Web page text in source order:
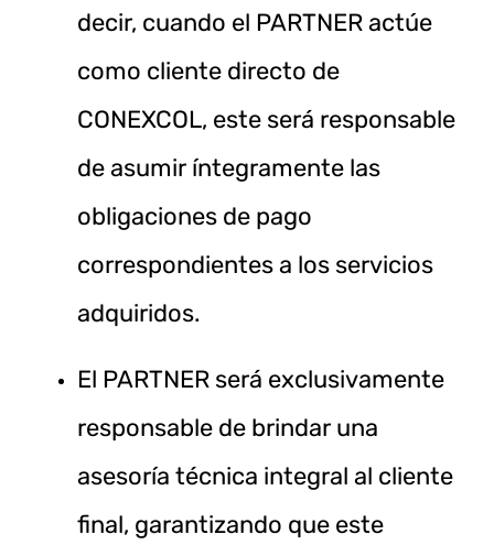
decir, cuando el PARTNER actúe
como cliente directo de
CONEXCOL, este será responsable
de asumir íntegramente las
obligaciones de pago
correspondientes a los servicios
adquiridos.
El PARTNER será exclusivamente
responsable de brindar una
asesoría técnica integral al cliente
final, garantizando que este